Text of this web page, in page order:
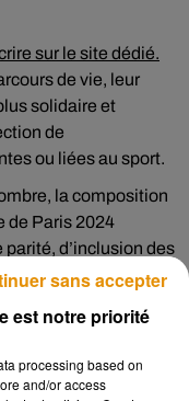
sur le site dédié.
de vie, leur
solidaire et
de
ou liées au sport.
la composition
de Paris 2024
parité, d’inclusion des
représentativité de
les valeurs en
est notre priorité
processing based on
and/or access
sans accepter